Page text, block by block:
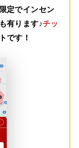
定でインセン
有ります♪チッ
です！